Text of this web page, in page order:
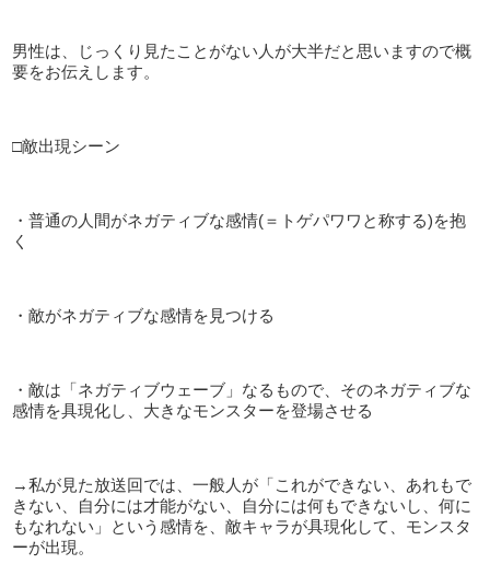
男性は、じっくり見たことがない人が大半だと思いますので概
要をお伝えします。
□敵出現シーン
・普通の人間がネガティブな感情(＝トゲパワワと称する)を抱
く
・敵がネガティブな感情を見つける
・敵は「ネガティブウェーブ」なるもので、そのネガティブな
感情を具現化し、大きなモンスターを登場させる
→私が見た放送回では、一般人が「これができない、あれもで
きない、自分には才能がない、自分には何もできないし、何に
もなれない」という感情を、敵キャラが具現化して、モンスタ
ーが出現。